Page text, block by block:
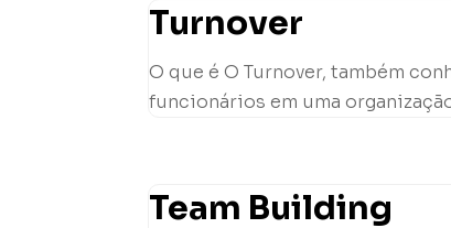
Turnover
O que é O Turnover, também
funcionários em uma
Team Building